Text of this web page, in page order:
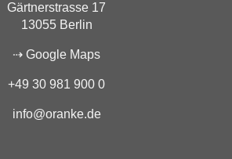
Gärtnerstrasse 17
13055 Berlin
⇢ Google Maps
+49 30 981 900 0
info@oranke.de